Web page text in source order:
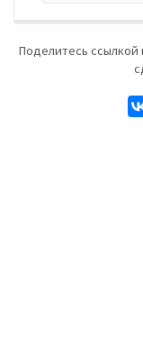
Поделитесь ссылкой